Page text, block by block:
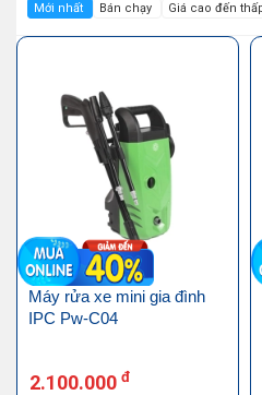
Mới nhất Bán chạy Giá cao đến
Máy rửa xe mini gia đình
IPC Pw-C04
2.100.000 đ